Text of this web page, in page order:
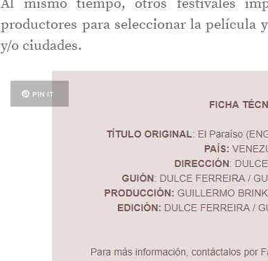
Al mismo tiempo, otros festivales
productores para seleccionar la película
y/o ciudades.
PIN IT